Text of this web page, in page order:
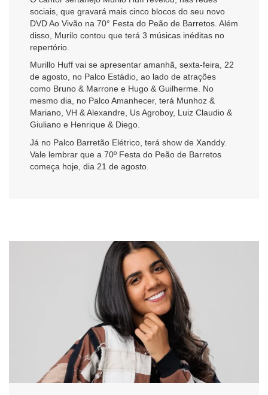
sociais, que gravará mais cinco blocos do seu novo
DVD Ao Vivão na 70° Festa do Peão de Barretos. Além
disso, Murilo contou que terá 3 músicas inéditas no
repertório.
Murillo Huff vai se apresentar amanhã, sexta-feira, 22
de agosto, no Palco Estádio, ao lado de atrações
como Bruno & Marrone e Hugo & Guilherme. No
mesmo dia, no Palco Amanhecer, terá Munhoz &
Mariano, VH & Alexandre, Us Agroboy, Luiz Claudio &
Giuliano e Henrique & Diego.
Já no Palco Barretão Elétrico, terá show de Xanddy.
Vale lembrar que a 70º Festa do Peão de Barretos
começa hoje, dia 21 de agosto.